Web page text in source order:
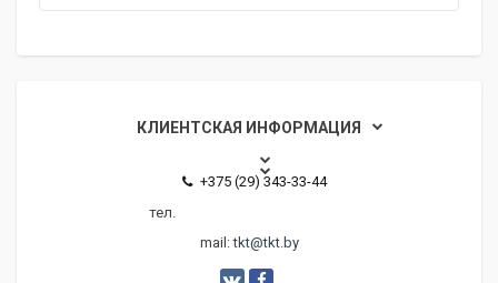
КЛИЕНТСКАЯ ИНФОРМАЦИЯ
тел.
+375 (29) 343-33-44
mail:tkt@tkt.by